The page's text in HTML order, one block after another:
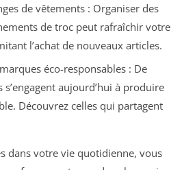
de vêtements : Organiser des
de troc peut rafraîchir votre
l’achat de nouveaux articles.
éco-responsables : De
aujourd’hui à produire
Découvrez celles qui partagent
dans votre vie quotidienne, vous